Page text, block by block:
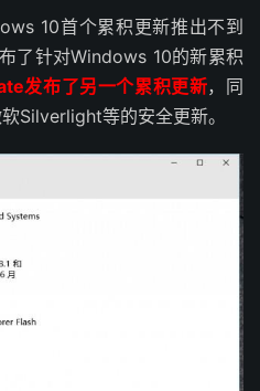
10首个累积更新推出不到
了针对Windows 10的新累积
发布了另一个累积更新，同
Silverlight等的安全更新。